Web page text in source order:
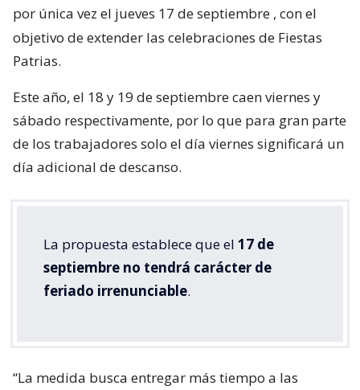
por única vez el jueves 17 de septiembre , con el
objetivo de extender las celebraciones de Fiestas
Patrias.
Este año, el 18 y 19 de septiembre caen viernes y
sábado respectivamente, por lo que para gran parte
de los trabajadores solo el día viernes significará un
día adicional de descanso.
La propuesta establece que el 17 de
septiembre no tendrá carácter de
feriado irrenunciable.
“La medida busca entregar más tiempo a las